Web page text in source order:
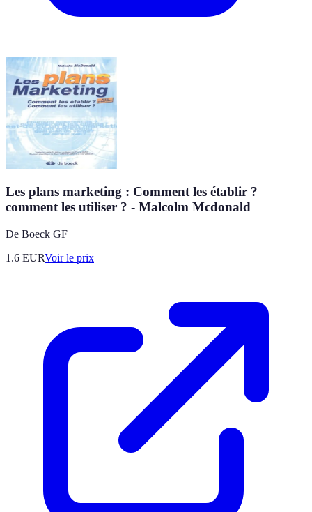
Les plans marketing : Comment les établir ?
comment les utiliser ? - Malcolm Mcdonald
De Boeck GF
1.6 EURVoir le prix